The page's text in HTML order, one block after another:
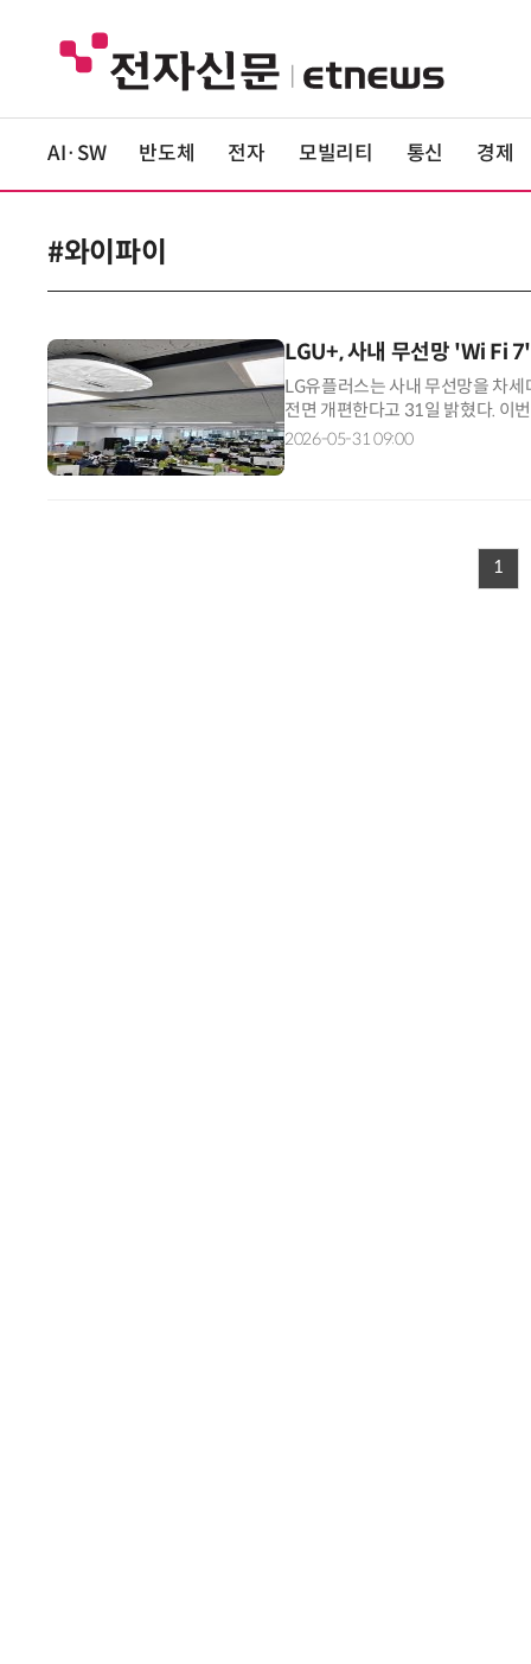
AI·SW 반도체 전자 모빌리티 통신 경제
#와이파이
LGU+, 사내 무선망 'Wi Fi
LG유플러스는 사내 무선망을 차
전면 개편한다고 31일 밝혔다. 이
화상회의, 클라우드 업무, 대용량
2026-05-31 09:00
1